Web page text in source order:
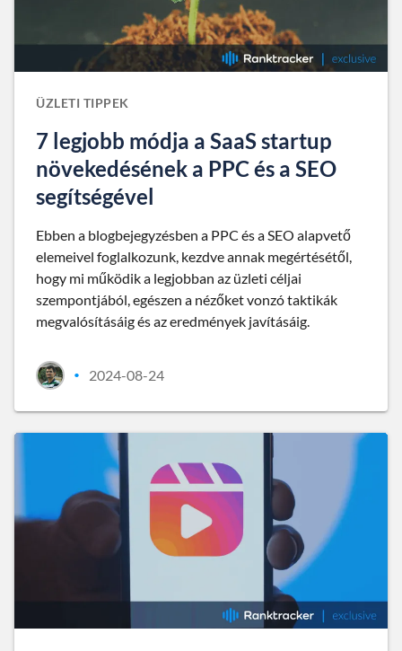
ÜZLETI TIPPEK
7 legjobb módja a SaaS startup
növekedésének a PPC és a SEO
segítségével
Ebben a blogbejegyzésben a PPC és a SEO alapvető
elemeivel foglalkozunk, kezdve annak megértésétől,
hogy mi működik a legjobban az üzleti céljai
szempontjából, egészen a nézőket vonzó taktikák
megvalósításáig és az eredmények javításáig.
• 2024-08-24